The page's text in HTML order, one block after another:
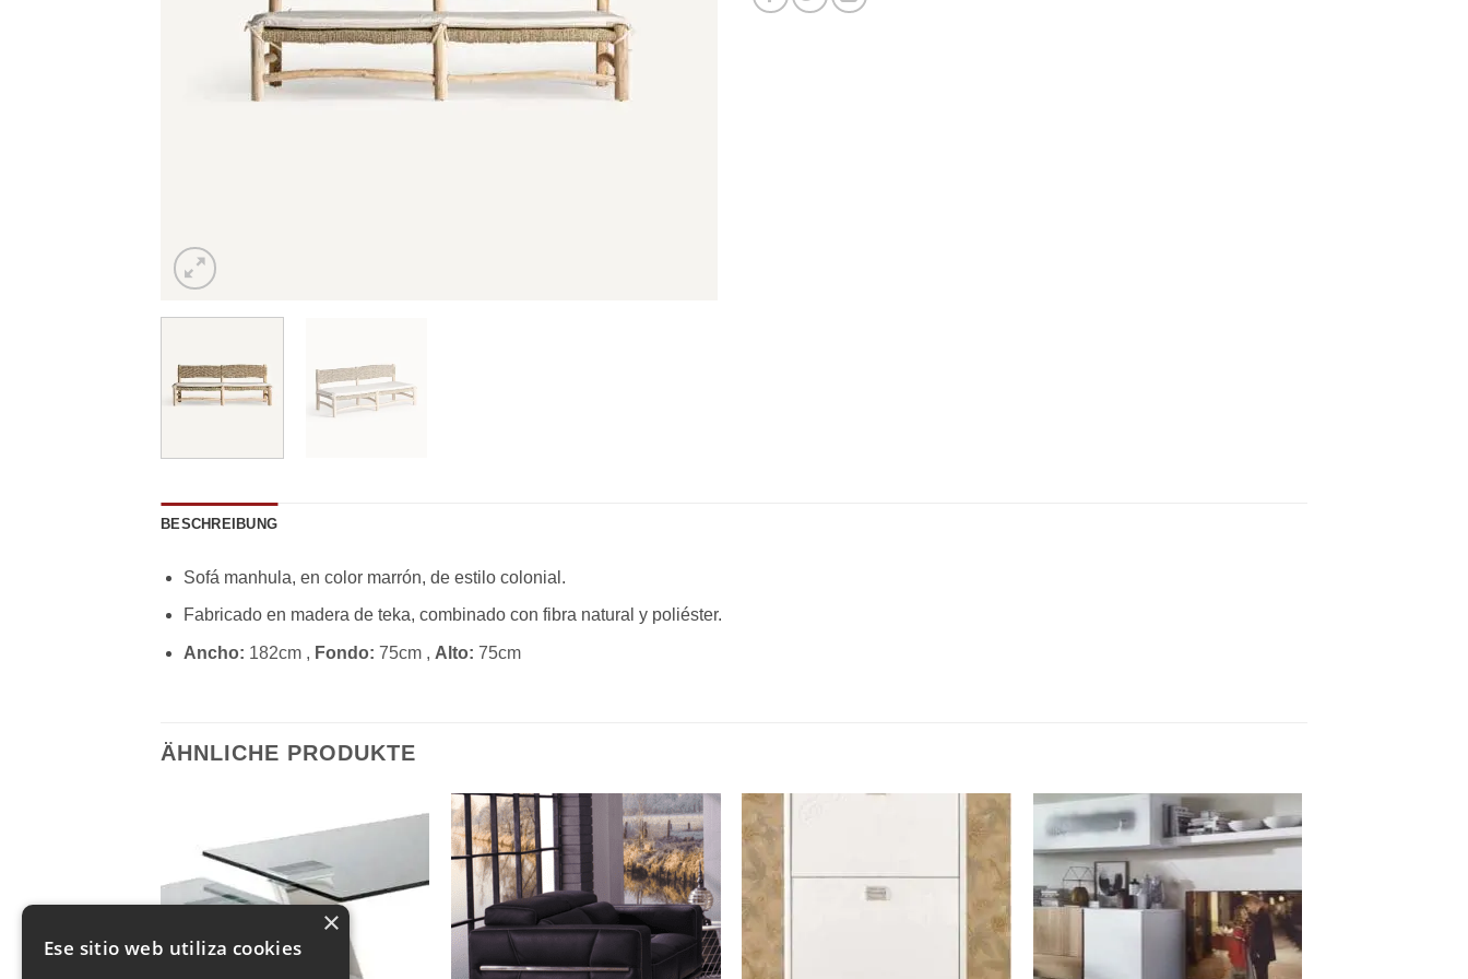
BESCHREIBUNG
Sofá manhula, en color marrón, de estilo colonial.
Fabricado en madera de teka, combinado con fibra natural y poliéster.
Ancho: 182cm , Fondo: 75cm , Alto: 75cm
ÄHNLICHE PRODUKTE
×
Ese sitio web utiliza cookies